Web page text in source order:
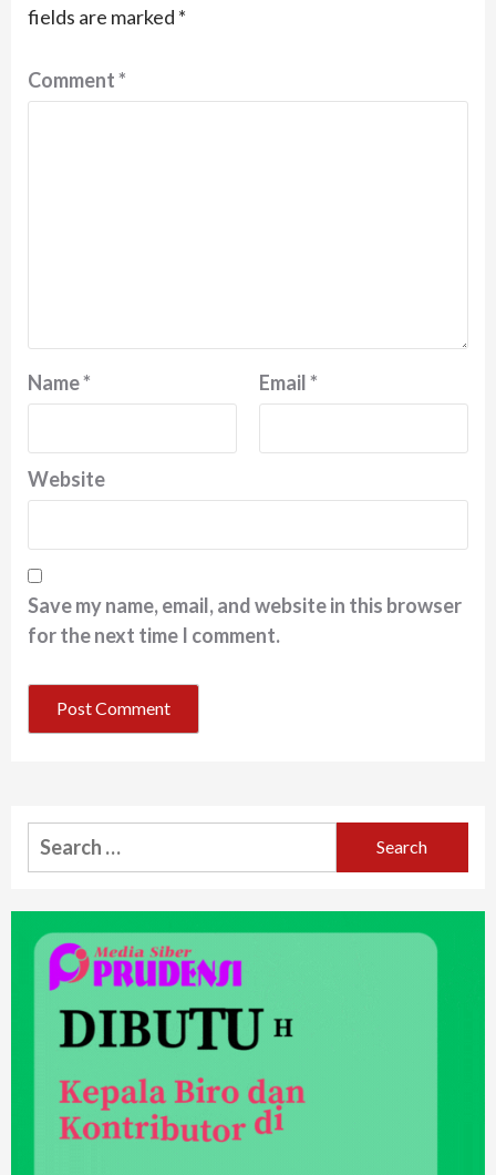
fields are marked *
Comment*
Name* Email*
Website
Save my name, email, and website in this browser
for the next time I comment.